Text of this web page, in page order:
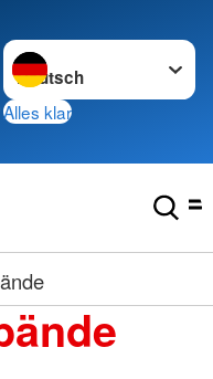
Sprache wechseln zu
Alles klar